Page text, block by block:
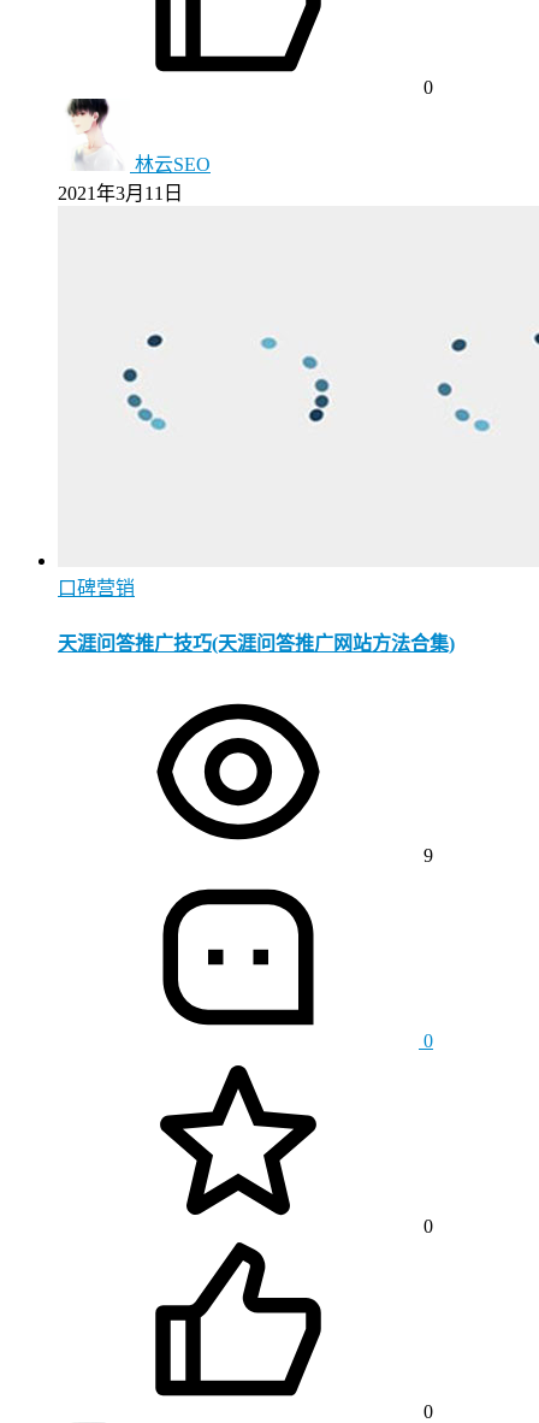
0
林云SEO
2021年3月11日
口碑营销
天涯问答推广技巧(天涯问答推广网站方法合集)
9
0
0
0